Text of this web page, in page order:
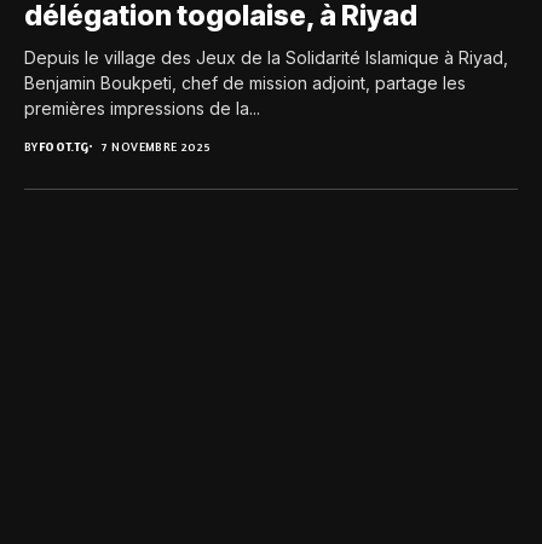
délégation togolaise, à Riyad
Depuis le village des Jeux de la Solidarité Islamique à Riyad,
Benjamin Boukpeti, chef de mission adjoint, partage les
premières impressions de la...
BYFOOT.TG 7 NOVEMBRE 2025